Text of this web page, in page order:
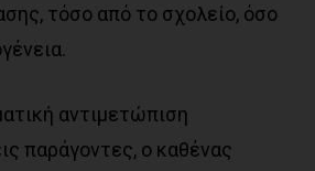
τόσο από το σχολείο, όσο
αντιμετώπιση
παράγοντες, ο καθένας